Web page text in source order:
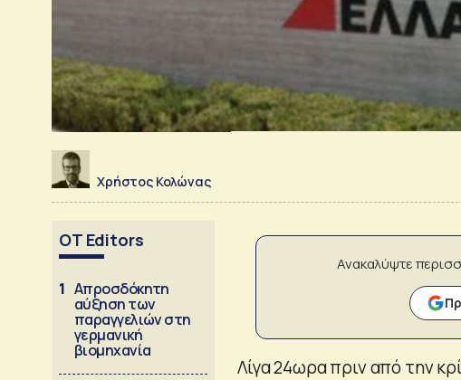
Χρήστος Κολώνας
OT Editors
1 Απροσδόκητη
αύξηση των
παραγγελιών στη
γερμανική
βιομηχανία
Ανακαλύψτε
Λίγα 24ωρα πριν από την